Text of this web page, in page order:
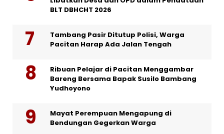
BLT DBHCHT 2026
Tambang Pasir Ditutup Polisi, Warga
Pacitan Harap Ada Jalan Tengah
Ribuan Pelajar di Pacitan Menggambar
Bareng Bersama Bapak Susilo Bambang
Yudhoyono
Mayat Perempuan Mengapung di
Bendungan Gegerkan Warga